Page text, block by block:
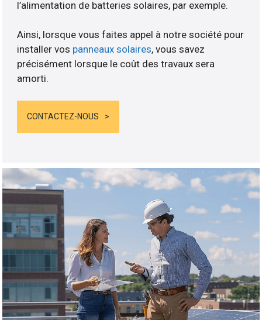
l’alimentation de batteries solaires, par exemple.
Ainsi, lorsque vous faites appel à notre société pour
installer vos panneaux solaires, vous savez
précisément lorsque le coût des travaux sera
amorti.
CONTACTEZ-NOUS